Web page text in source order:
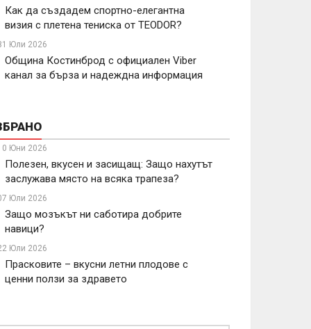
Как да създадем спортно-елегантна
визия с плетена тениска от TEODOR?
Юли 2026
Община Костинброд с официален Viber
канал за бърза и надеждна информация
Юни 2026
Полезен, вкусен и засищащ: Защо нахутът
заслужава място на всяка трапеза?
Юли 2026
Защо мозъкът ни саботира добрите
навици?
Юли 2026
Прасковите – вкусни летни плодове с
ценни ползи за здравето